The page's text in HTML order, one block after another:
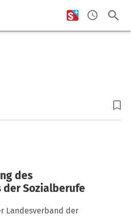
des
der Sozialberufe
Landesverband der